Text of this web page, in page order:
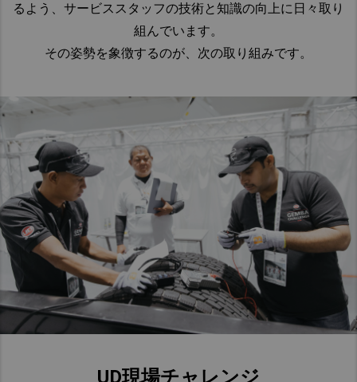
るよう、サービススタッフの技術と知識の向上に日々取り
組んでいます。
その姿勢を象徴するのが、次の取り組みです。